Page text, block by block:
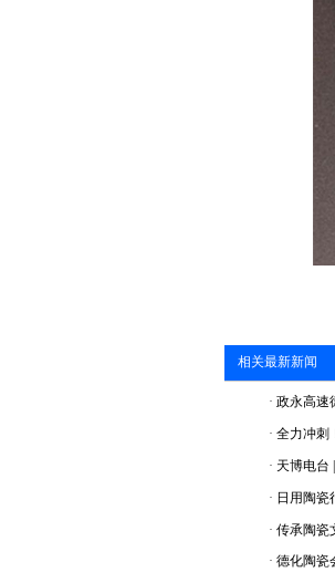
相关最新新闻
· 政永高速
· 全力冲刺
· 天博电台
· 日用陶瓷
· 传承陶瓷
· 德化陶瓷